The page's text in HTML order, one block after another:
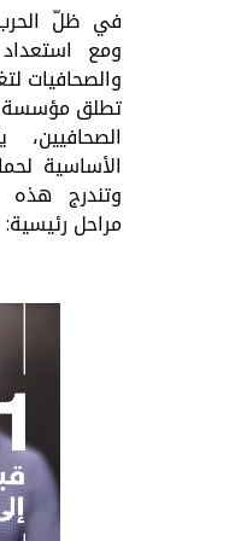
في ظلّ الحرب
ومع
والصحافيات
تطلق مؤسسة
الصحافيين،
الأساسية
وتندرج
مراحل رئيسية: